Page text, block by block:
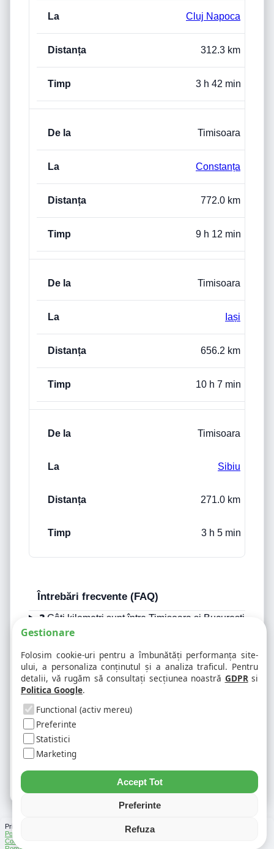
Cluj Napoca
312.3 km
3 h 42 min
Timisoara
Constanța
772.0 km
9 h 12 min
Timisoara
Iași
656.2 km
10 h 7 min
Timisoara
Sibiu
271.0 km
3 h 5 min
Întrebări frecvente (FAQ)
❓ Câți kilometri sunt între Timisoara si Bucuresti
?
Timisoara si Bucuresti?
❓ Ce consum de carburant este estimat pentru
traseul Timisoara - Bucuresti?
Vezi și alte informații utile despre
Timisoara si Bucuresti
Prin folosirea Chat-ului Privabon, intelegem ca esti de acord cu
Politica de confidentialitate
TestelefacuteCe urmeaza
Cod Postal
Gestionare
Folosim cookie-uri pentru a îmbunătăți performanța site-
ului, a personaliza conținutul și a analiza traficul. Pentru
detalii, vă rugăm să consultați secțiunea noastră GDPRsi
Politica Google.
Functional (activ mereu)
Preferinte
Statistici
Marketing
Accept Tot
Preferinte
Refuza